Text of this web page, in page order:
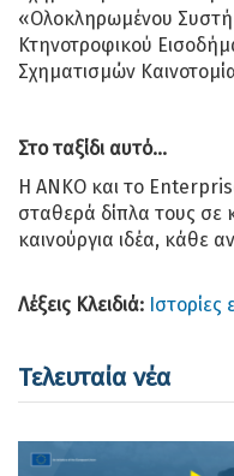
«Ολοκληρωμένου
Κτηνοτροφικού
Σχηματισμών
Στο ταξίδι αυτό...
Η ΑΝΚΟ και το
σταθερά δίπλα τους
καινούργια ιδέα, κάθε
Λέξεις Κλειδιά: Ιστορίες
Τελευταία νέα